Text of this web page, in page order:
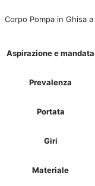
Corpo Pompa in Ghisa
Aspirazione e mandata
Prevalenza
Portata
Giri
Materiale